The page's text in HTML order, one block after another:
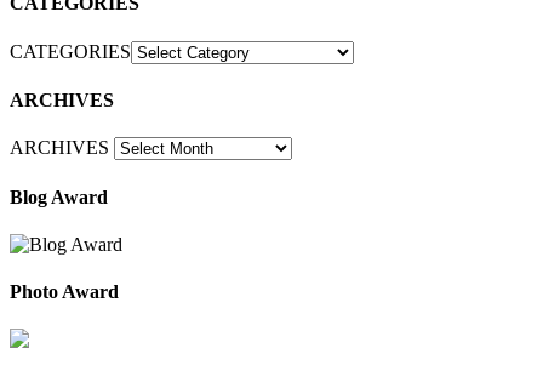
CATEGORIES
ARCHIVES
ARCHIVES
Blog Award
Photo Award